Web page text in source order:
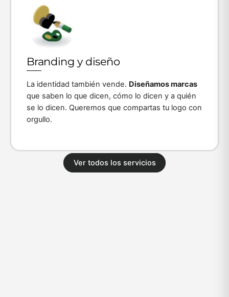
label
Branding y diseño
La identidad también vende. Diseñamos marcas
que saben lo que dicen, cómo lo dicen y a quién
se lo dicen. Queremos que compartas tu logo con
orgullo.
Ver todos los servicios